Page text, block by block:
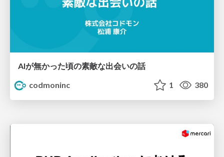
AIが無かった頃の素敵な出会いの話
codmoninc
1 380